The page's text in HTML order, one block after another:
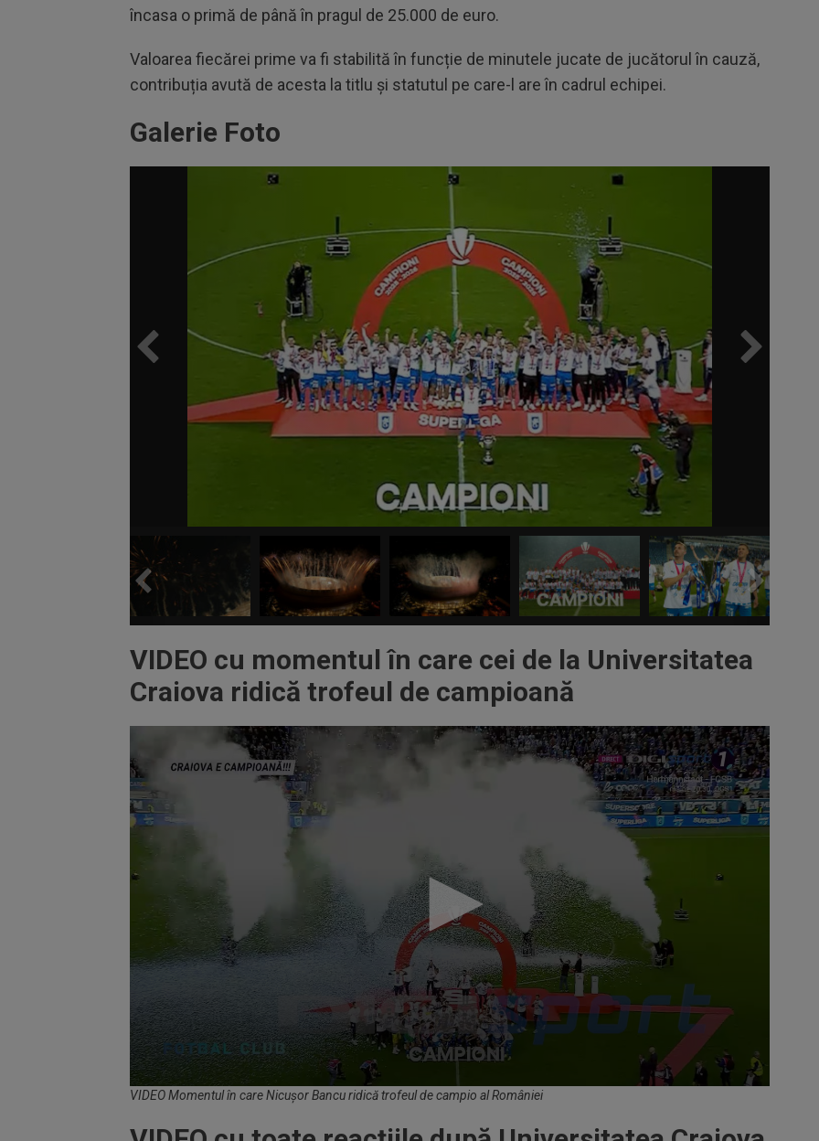
încasa o primă de până în pragul de 25.000 de euro.
Valoarea fiecărei prime va fi stabilită în funcție de minutele jucate de jucătorul în cauză,
contribuția avută de acesta la titlu și statutul pe care-l are în cadrul echipei.
Galerie Foto
VIDEO cu momentul în care cei de la Universitatea
Craiova ridică trofeul de campioană
Volume
VIDEO Momentul în care Nicușor Bancu ridică trofeul de campio al României